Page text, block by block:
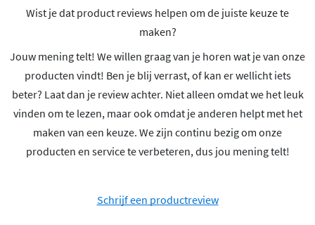
Wist je dat product reviews helpen om de juiste keuze te
maken?
Jouw mening telt! We willen graag van je horen wat je van onze
producten vindt! Ben je blij verrast, of kan er wellicht iets
beter? Laat dan je review achter. Niet alleen omdat we het leuk
vinden om te lezen, maar ook omdat je anderen helpt met het
maken van een keuze. We zijn continu bezig om onze
producten en service te verbeteren, dus jou mening telt!
Schrijf een productreview